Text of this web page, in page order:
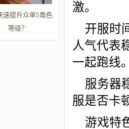
激。
开服时
人气代表
一起跑线
服务器
服是否卡
游戏特
速提升众单5角色
等级？